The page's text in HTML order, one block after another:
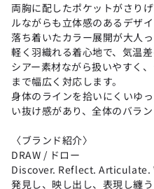
両胸に配したポケットがさり
ルながらも立体感のあるデザイ
落ち着いたカラー展開が大人っ
軽く羽織れる着心地で、気温
シアー素材ながら扱いやすく
まで幅広く対応します。
身体のラインを拾いにくいゆ
い抜け感があり、全体のバラ
〈ブランド紹介〉
DRAW / ドロー
Discover. Reflect. Articulate.
発見し、映し出し、表現し纏